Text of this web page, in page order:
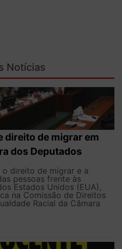
Notícias
direito de migrar em
dos Deputados
o direito de migrar e a
pessoas frente às
Estados Unidos (EUA),
na Comissão de Direitos
Racial da Câmara